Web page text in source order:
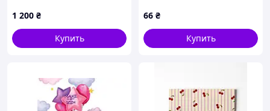
HM 07
1 200 ₴
Купить
66 ₴
Купить